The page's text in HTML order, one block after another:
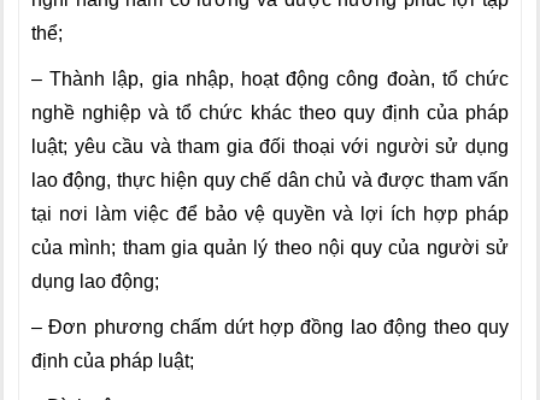
thể;
– Thành lập, gia nhập, hoạt động công đoàn, tổ chức
nghề nghiệp và tổ chức khác theo quy định của pháp
luật; yêu cầu và tham gia đối thoại với người sử dụng
lao động, thực hiện quy chế dân chủ và được tham vấn
tại nơi làm việc để bảo vệ quyền và lợi ích hợp pháp
của mình; tham gia quản lý theo nội quy của người sử
dụng lao động;
– Đơn phương chấm dứt hợp đồng lao động theo quy
định của pháp luật;